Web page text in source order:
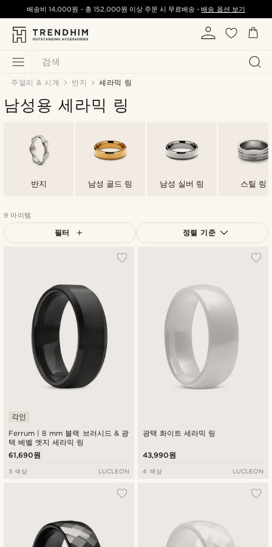
검색
배송비14,000원 - 총 152,000원 이상 주문 시 무료배송 -배송 옵션 보기
주얼리 & 시계 반지 세라믹 링
남성용 세라믹 링
반지 남성 골드 링 남성 실버 링 스틸 링
9 아이템
필터 정렬 기준
낮은가격순
높은가격순
Ferrum | 8 mm 블랙 브러시드 & 광
택 베벨 엣지 세라믹 링
각인
61,690원
3 색상 LUCLEON
광택 화이트 세라믹 링
43,990원
4 색상 LUCLEON